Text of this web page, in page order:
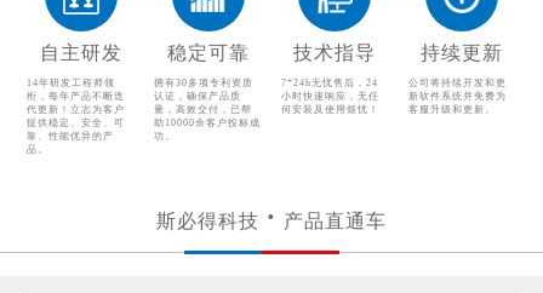
气体监控设备
其他配件产品
自主研发
14年研发工程师领
衔，每年产品不断迭
代更新！立志为客户
提供稳定、安全、可
靠、性能优异的产
品。
稳定可靠
拥有30多项专利资质
认证，确保产品质
量，高效交付，已帮
助10000余客户投标成
功。
技术指导
7*24h无忧售后，24
小时快速响应，无任
何安装及使用烦忧！
持续更新
公司将持续开发和更
新软件系统并免费为
客服升级和更新。
斯必得科技 产品直通车